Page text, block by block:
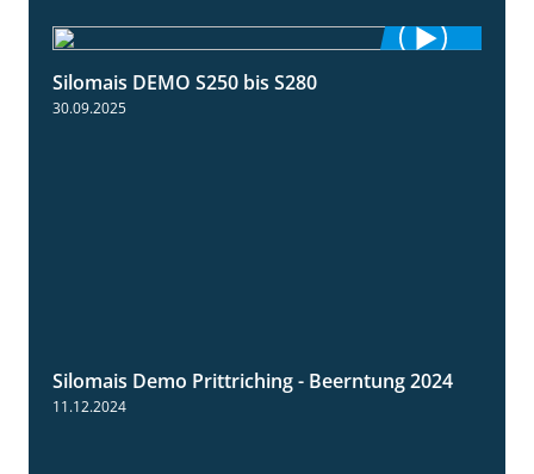
Silomais DEMO S250 bis S280
30.09.2025
Silomais Demo Prittriching - Beerntung 2024